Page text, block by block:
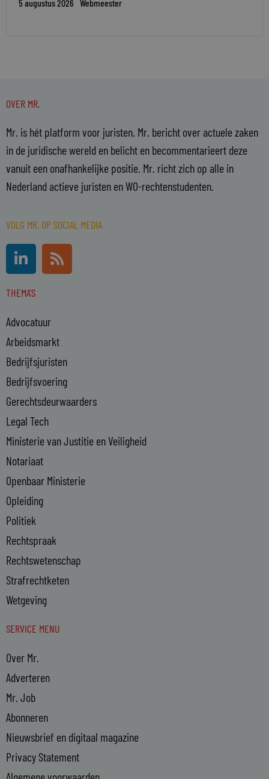
5 augustus 2026 Webmeester
OVER MR.
Mr. is hét platform voor juristen. Mr. bericht over actuele zaken
in de juridische wereld en belicht en becommentarieert deze
vanuit een onafhankelijke positie. Mr. richt zich op alle in
Nederland actieve juristen en WO-rechtenstudenten.
VOLG MR. OP SOCIAL MEDIA
L
i
n
k
d
i
n
-
i
n
R
s
s
THEMA'S
Advocatuur
Arbeidsmarkt
Bedrijfsjuristen
Bedrijfsvoering
Gerechtsdeurwaarders
Legal Tech
Ministerie van Justitie en Veiligheid
Notariaat
Openbaar Ministerie
Opleiding
Politiek
Rechtspraak
Rechtswetenschap
Strafrechtketen
Wetgeving
SERVICE MENU
Over Mr.
Adverteren
Mr. Job
Abonneren
Nieuwsbrief en digitaal magazine
Privacy Statement